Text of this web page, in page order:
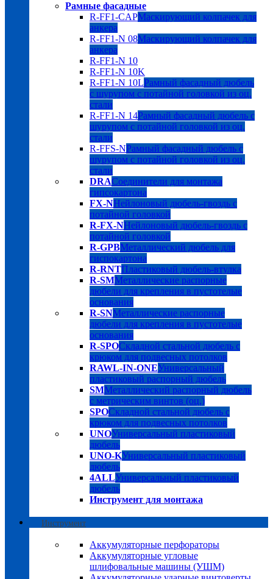
Рамные фасадные
R-FF1-CAPМаскирующий колпачек для
анкера
R-FF1-N 08Маскирующий колпачек для
анкера
R-FF1-N 10
R-FF1-N 10K
R-FF1-N 10LРамный фасадный дюбель
с шурупом с потайной головкой из оц.
стали
R-FF1-N 14Рамный фасадный дюбель с
шурупом с потайной головкой из оц.
стали
R-FFS-NРамный фасадный дюбель с
шурупом с потайной головкой из оц.
стали
DRAСоединители для монтажа
гипсокартона
FX-NНейлоновый дюбель-гвоздь с
потайной головкой
R-FX-NНейлоновый дюбель-гвоздь с
потайной головкой
R-GPBМеталлический дюбель для
гиспокартона
R-RNTПластиковый дюбель-втулка
R-SMМеталлические распорные
дюбели для крепления в пустотелые
основания
R-SNМеталлические распорные
дюбели для крепления в пустотелые
основания
R-SPOСкладной стальной дюбель с
крюком для подвесных потолков
RAWL-IN-ONEУниверсальный
пластиковый распорный дюбель
SMМеталлический распорный дюбель
с метрическим винтов (оц.)
SPOСкладной стальной дюбель с
крюком для подвесных потолков
UNOУниверсальный пластиковый
дюбель
UNO-KУниверсальный пластиковый
дюбель
4ALLУниверсальный пластиковый
дюбель
Инструмент для монтажа
Инструмент
Аккумуляторные перфораторы
Аккумуляторные угловые
шлифовальные машины (УШМ)